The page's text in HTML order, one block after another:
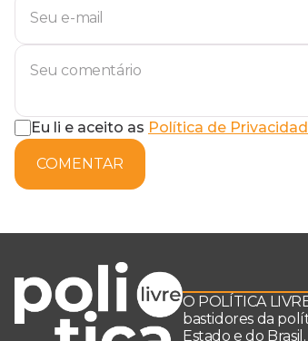
Eu li e aceito as Política de
COMENTAR
O POLÍTICA
bastidores da
Estado e do Brasil.